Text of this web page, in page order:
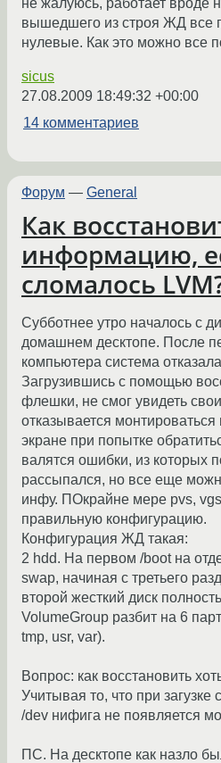
не жалуюсь, работает вроде
вышедшего из строя ЖД все
нулевые. Как это можно все
sicus
27.08.2009 18:49:32 +00:00
14 комментариев
Форум — General
Как
информацию,
сломалось
Субботнее утро началось с
домашнем десктопе. После
компьютера система
Загрузившись с помощью
флешки, не смог увидеть
отказывается
экране при попытке
валятся ошибки, из которых
рассыпался, но все еще
инфу. ПОкрайне мере pvs,
правильную конфигурацию.
Конфигурация ЖД такая:
2 hdd. На первом /boot на
swap, начиная с третьего
второй жесткий диск
VolumeGroup разбит на 6
tmp, usr, var).
Вопрос: как восстановить
Учитывая то, что при загузке
/dev нифига не появляется
ПС. На десктопе как назло